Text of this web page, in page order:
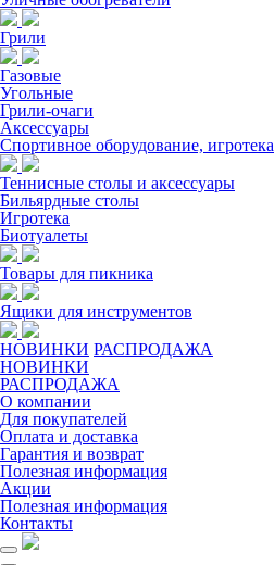
Грили
Газовые
Угольные
Грили-очаги
Аксессуары
Спортивное оборудование, игротека
Теннисные столы и аксессуары
Бильярдные столы
Игротека
Биотуалеты
Товары для пикника
Ящики для инструментов
НОВИНКИ РАСПРОДАЖА
НОВИНКИ
РАСПРОДАЖА
О компании
Для покупателей
Оплата и доставка
Гарантия и возврат
Полезная информация
Акции
Полезная информация
Контакты